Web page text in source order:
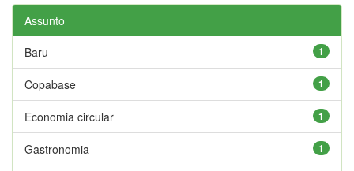
Assunto
1
Baru
1
Copabase
1
Economia circular
1
Gastronomia